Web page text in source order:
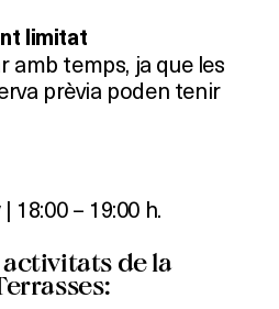
limitat
amb temps, ja que les
prèvia poden tenir
| 18:00 – 19:00 h.
de la